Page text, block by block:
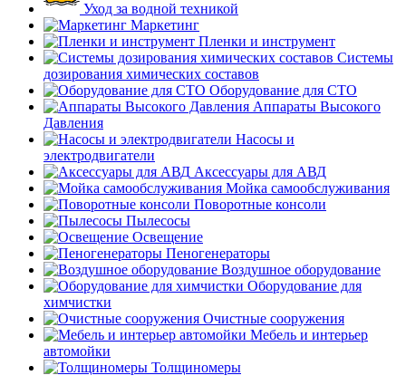
Уход за водной техникой
Маркетинг
Пленки и инструмент
Системы
дозирования химических составов
Оборудование для СТО
Аппараты Высокого
Давления
Насосы и
электродвигатели
Аксессуары для АВД
Мойка самообслуживания
Поворотные консоли
Пылесосы
Освещение
Пеногенераторы
Воздушное оборудование
Оборудование для
химчистки
Очистные сооружения
Мебель и интерьер
автомойки
Толщиномеры